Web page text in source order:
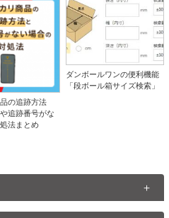
の追跡方法
追跡番号がな
法まとめ
ダンボールワンの便利機能
「段ボール箱サイズ検索」